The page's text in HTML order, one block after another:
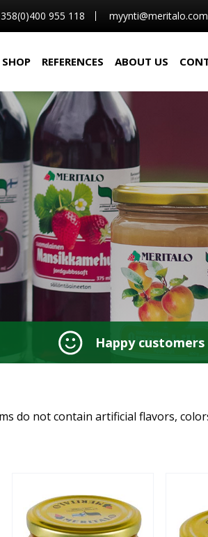
955 118 myynti@meritalo.com
REFERENCES ABOUT US
Happy customers
do not contain artificial flavors,